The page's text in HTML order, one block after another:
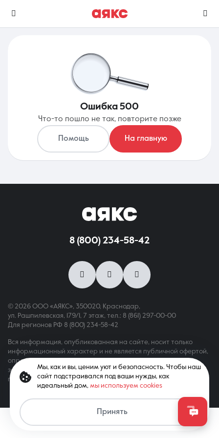
г. Анапа
0 объявлений
Недвижимость
Контакты
8 (861) 297-00-00
Ошибка 500
Что-то пошло не так, повторите позже
Помощь На главную
8 (800) 234-58-42
© 2026 ООО «АЯКС», 350020, Краснодар,
ул. Рашпилевская, 179/1, 7 этаж, тел.: 8 (861) 297-00-00
Для регионов РФ 8 (800) 234-58-42
Вся информация, опубликованная на сайте, носит только
информационный характер и не является публичной офертой,
определяемой положениями ст. 437 ГК РФ. Все права
защищены. При копировании материалов с сайта
гиперссылка обязательна
Мы, как и вы, ценим уют и безопасность. Чтобы наш
сайт подстраивался под ваши нужды, как
идеальный дом, мы используем cookies
Принять